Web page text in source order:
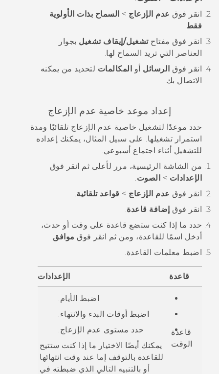
انقر فوق عدم الإزعاج > السماح بذات الأولوية
فقط.
انقر فوق مفتاحتشغيل/إيقاف تشغيل بجوار
العناصر التي تريد السماح لها.
انقر فوق الرسائل أو المكالمات لتحديد من يمكنه
الاتصال بك.
إعداد موعد خاصية عدم الإزعاج
حدد موعدًا لتشغيل خاصية عدم الإزعاج تلقائيًا ومدة
استمرار تشغيلها. على سبيل المثال، يمكنك إعداده
للتشغيل أثناء اجتماع أسبوعي.
من الشاشة الرئيسية، مرر لأعلى ثم انقر فوق
الإعدادات > الصوت
انقر فوق عدم الإزعاج > قواعد تلقائية
انقر فوق إضافة قاعدة
حدد ما إذا كنت ستضع قاعدة على وقت أو حدث،
أدخل اسمًا للقاعدة، ومن ثم انقر فوق موافق
اضبط معلمات القاعدة.
قاعدة الإعدادات
قاعدة
الوقت
اضبط الأيام.
اضبط أوقات البدء والانتهاء.
حدد مستوى عدم الإزعاج
يمكنك أيضًا الاختيار ما إذا كنت ستتيح
للقاعدة بالتوقف إما عند وقت انتهائها
أو بالتنبيه التالي الذي ضبطته في